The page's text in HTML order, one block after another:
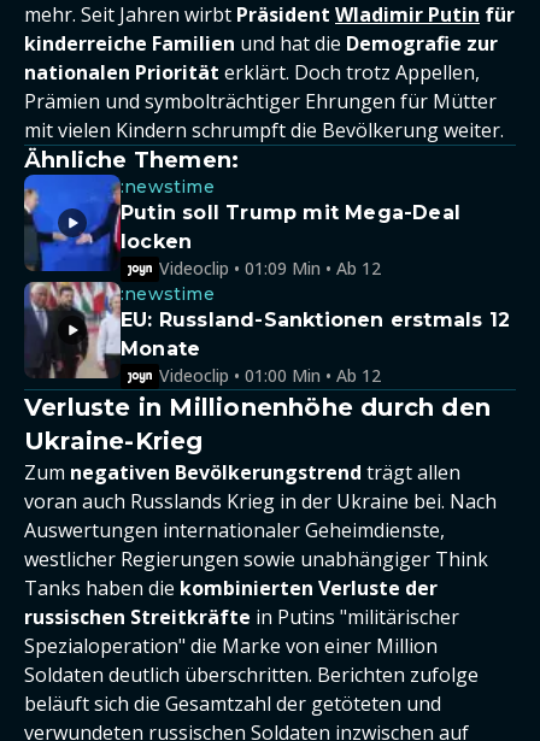
mehr. Seit Jahren wirbt Präsident Wladimir Putin für
kinderreiche Familien und hat die Demografie zur
nationalen Priorität erklärt. Doch trotz Appellen,
Prämien und symbolträchtiger Ehrungen für Mütter
mit vielen Kindern schrumpft die Bevölkerung weiter.
Ähnliche Themen:
:newstime
Putin soll Trump mit Mega-Deal
locken
Videoclip • 01:09 Min • Ab 12
:newstime
EU: Russland-Sanktionen erstmals 12
Monate
Videoclip • 01:00 Min • Ab 12
Verluste in Millionenhöhe durch den
Ukraine-Krieg
Zum negativen Bevölkerungstrend trägt allen
voran auch Russlands Krieg in der Ukraine bei. Nach
Auswertungen internationaler Geheimdienste,
westlicher Regierungen sowie unabhängiger Think
Tanks haben die kombinierten Verluste der
russischen Streitkräfte in Putins "militärischer
Spezialoperation" die Marke von einer Million
Soldaten deutlich überschritten. Berichten zufolge
beläuft sich die Gesamtzahl der getöteten und
verwundeten russischen Soldaten inzwischen auf